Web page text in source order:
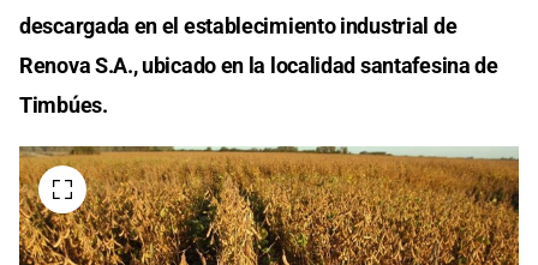
descargada en el establecimiento industrial de
Renova S.A., ubicado en la localidad santafesina de
Timbúes.